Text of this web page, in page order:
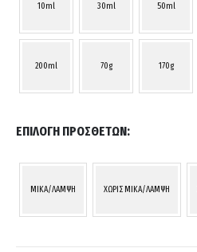
10ml 30ml 50ml
200ml 70g 170g
ΕΠΙΛΟΓΉ ΠΡΌΣΘΕΤΩΝ
MIKA/ΛΑΜΨΗ ΧΩΡΙΣ MIKA/ΛΑΜΨΗ
Your